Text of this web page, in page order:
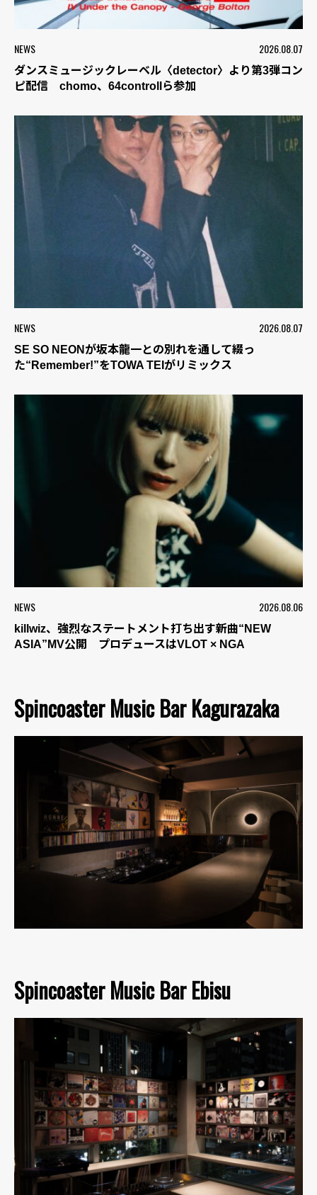
NEWS 2026.08.07
ダンスミュージックレーベル〈detector〉より第3弾コン
ピ配信 chomo、64controllら参加
NEWS 2026.08.07
SE SO NEONが坂本龍一との別れを通して綴っ
た“Remember!”をTOWA TEIがリミックス
NEWS 2026.08.06
killwiz、強烈なステートメント打ち出す新曲“NEW
ASIA”MV公開 プロデュースはVLOT × NGA
Spincoaster Music Bar Kagurazaka
Spincoaster Music Bar Ebisu